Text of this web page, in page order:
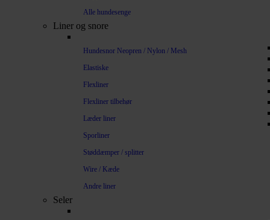
Alle hundesenge
Liner og snore
Hundesnor Neopren / Nylon / Mesh
Elastiske
Flexliner
Flexliner tilbehør
Læder liner
Sporliner
Støddæmper / splitter
Wire / Kæde
Andre liner
Seler